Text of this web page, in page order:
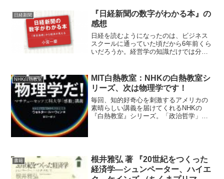
目指す君のためのサイエンス: Phy...
日経新聞
『日経新聞の数字がわかる本』の
感想
日経を読むようになったのは、ビジネス
スクールに通っていた頃だから6年前くら
いだろうか。経営学の知識だけでは分か
うになってきた。面白いもので意味が分
かるにつれ、逆に読む場...
NHK白熱教室
MIT白熱教室：NHKの白熱教室シ
リーズ、次は物理学です！
毎回、知的好奇心を刺激するアメリカの
素晴らしい講義を届けてくれるNHKの
『白熱教室』シリーズ。「政治哲学」、
書籍
根井雅弘 著 『20世紀をつくった
経済学―シュンペーター、ハイエ